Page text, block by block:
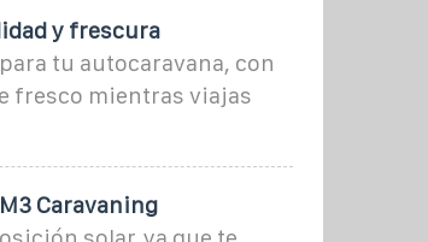
y frescura
tu autocaravana, con
fresco mientras viajas
Caravaning